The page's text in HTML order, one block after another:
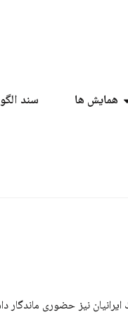
همایش ها سند الگو
ایرانیان نیز حضوری